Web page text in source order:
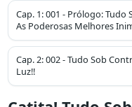
Cap. 1:001 - Prólogo: Tudo
As Poderosas Melhores
Cap.2:002 - Tudo Sob
Luz!!